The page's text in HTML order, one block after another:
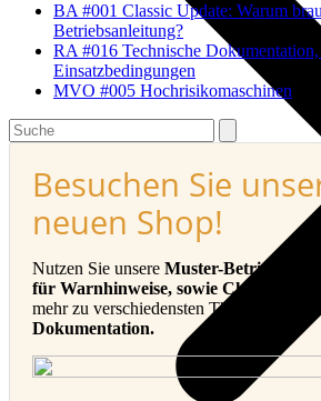
BA #001 Classic Update: Warum
Betriebsanleitung?
RA #016 Technische
Einsatzbedingungen
MVO #005 Hochrisikomaschinen
Search
Besuchen Sie
neuen Shop!
Nutzen Sie unsere Muster-
für Warnhinweise, sowie Checklisten,
mehr zu verschiedensten Themen in der
Dokumentation.